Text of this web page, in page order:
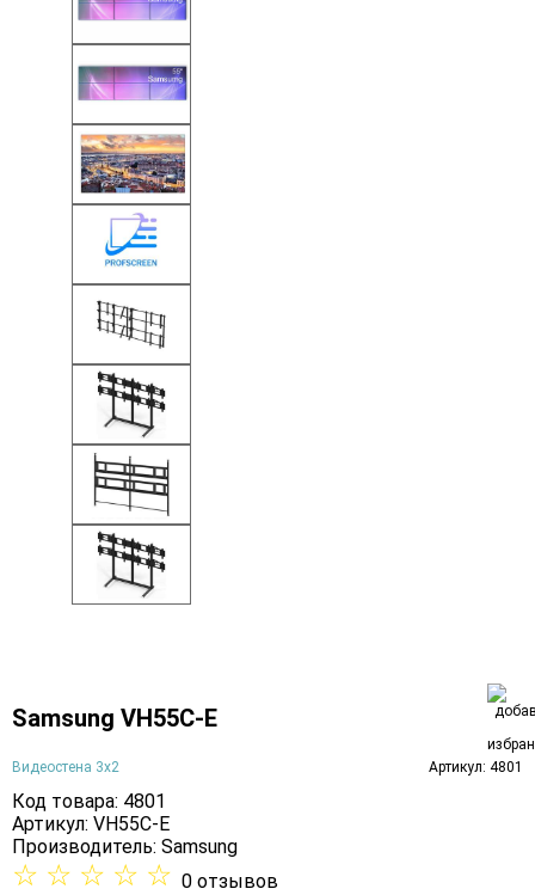
Samsung VH55C-E
Видеостена 3х2 Артикул: 4801
Код товара: 4801
Артикул: VH55C-E
Производитель: Samsung
☆ ☆ ☆ ☆ ☆ 0 отзывов